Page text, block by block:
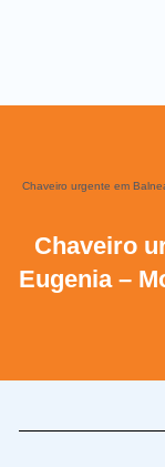
Chaveiro urgente em
Chaveiro
Eugenia –